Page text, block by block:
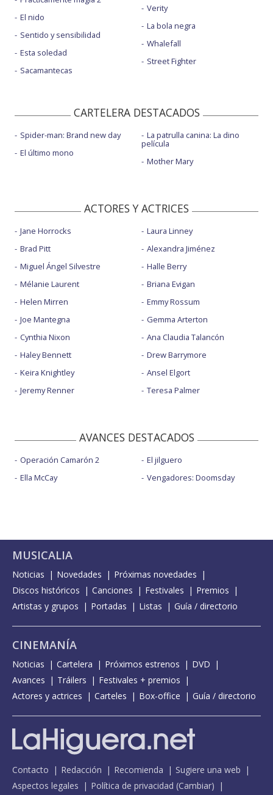
El nido
Sentido y sensibilidad
Esta soledad
Sacamantecas
Verity
La bola negra
Whalefall
Street Fighter
CARTELERA DESTACADOS
Spider-man: Brand new day
El último mono
La patrulla canina: La dino
película
Mother Mary
ACTORES Y ACTRICES
Jane Horrocks
Brad Pitt
Miguel Ángel Silvestre
Mélanie Laurent
Helen Mirren
Joe Mantegna
Cynthia Nixon
Haley Bennett
Keira Knightley
Jeremy Renner
Laura Linney
Alexandra Jiménez
Halle Berry
Briana Evigan
Emmy Rossum
Gemma Arterton
Ana Claudia Talancón
Drew Barrymore
Ansel Elgort
Teresa Palmer
AVANCES DESTACADOS
Operación Camarón 2
Ella McCay
El jilguero
Vengadores: Doomsday
MUSICALIA
Noticias Novedades
Próximas novedades
Discos históricos
Canciones Festivales
Premios
Artistas y grupos
Portadas Listas Guía / directorio
CINEMANÍA
Noticias Cartelera Próximos estrenos
DVD
Avances
Tráilers
Festivales + premios
Actores y actrices
Carteles Box-office Guía / directorio
Contacto Redacción Recomienda
Sugiere una web
Aspectos legales
Política de privacidad (Cambiar)